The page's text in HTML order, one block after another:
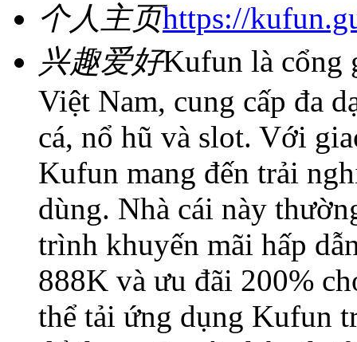
个人主页https://
兴趣爱好Kufun là cổng
Việt Nam, cung cấp đa
cá, nổ hũ và slot. Với
Kufun mang đến trải
dùng. Nhà cái này
trình khuyến mãi hấp
888K và ưu đãi 200%
thể tải ứng dụng Kufun